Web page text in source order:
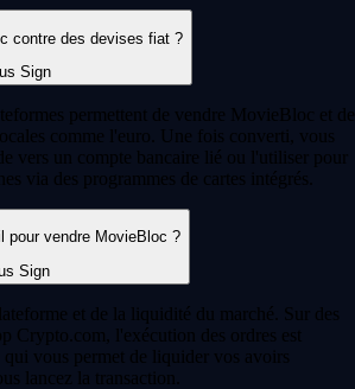
contre des devises fiat ?
permettent de vendre MovieBloc et de
comme l'euro. Une fois converti, vous
vers un compte bancaire lié ou l'utiliser pour
via des programmes de cartes intégrés.
pour vendre MovieBloc ?
et de la liquidité du marché. Sur des
Crypto.com, l'exécution des ordres est
qui vous permet de liquider vos avoirs
lancez la transaction.